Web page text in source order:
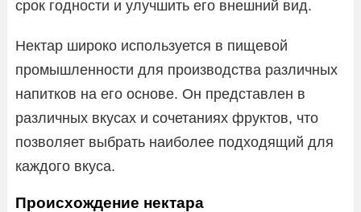
срок годности и улучшить его внешний вид.
Нектар широко используется в пищевой
промышленности для производства различных
напитков на его основе. Он представлен в
различных вкусах и сочетаниях фруктов, что
позволяет выбрать наиболее подходящий для
каждого вкуса.
Происхождение нектара